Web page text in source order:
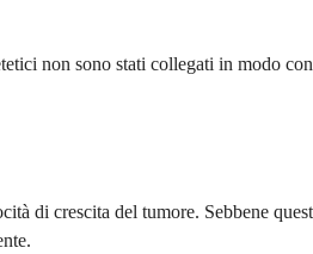
non sono stati collegati in modo
di crescita del tumore. Sebbene